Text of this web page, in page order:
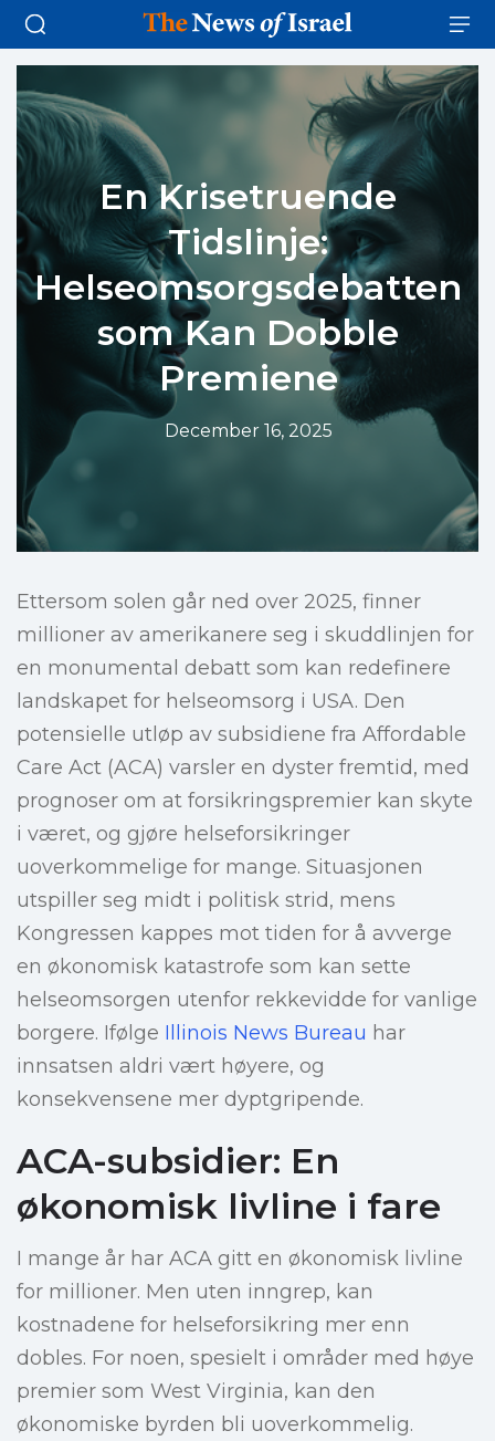
En Krisetruende
Tidslinje:
Helseomsorgsdebatten
som Kan Dobble
Premiene
December 16, 2025
Ettersom solen går ned over 2025, finner
millioner av amerikanere seg i skuddlinjen for
en monumental debatt som kan redefinere
landskapet for helseomsorg i USA. Den
potensielle utløp av subsidiene fra Affordable
Care Act (ACA) varsler en dyster fremtid, med
prognoser om at forsikringspremier kan skyte
i været, og gjøre helseforsikringer
uoverkommelige for mange. Situasjonen
utspiller seg midt i politisk strid, mens
Kongressen kappes mot tiden for å avverge
en økonomisk katastrofe som kan sette
helseomsorgen utenfor rekkevidde for vanlige
borgere. Ifølge Illinois News Bureau har
innsatsen aldri vært høyere, og
konsekvensene mer dyptgripende.
ACA-subsidier: En
økonomisk livline i fare
I mange år har ACA gitt en økonomisk livline
for millioner. Men uten inngrep, kan
kostnadene for helseforsikring mer enn
dobles. For noen, spesielt i områder med høye
premier som West Virginia, kan den
økonomiske byrden bli uoverkommelig.